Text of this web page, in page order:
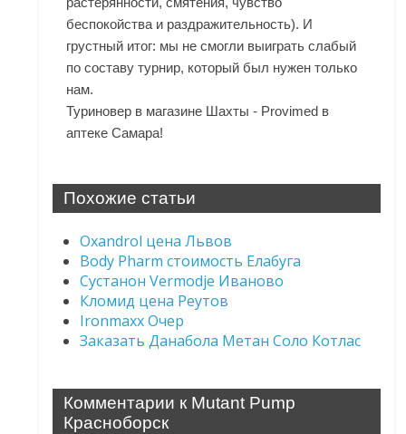
беспокойства и раздражительность). И
грустный итог: мы не смогли выиграть слабый
по составу турнир, который был нужен только
нам.
Туриновер в магазине Шахты - Provimed в
аптеке Самара!
Похожие статьи
Oxandrol цена Львов
Body Pharm стоимость Елабуга
Сустанон Vermodje Иваново
Кломид цена Реутов
Ironmaxx Очер
Заказать Данабола Метан Соло Котлас
Комментарии к Mutant Pump
Красноборск